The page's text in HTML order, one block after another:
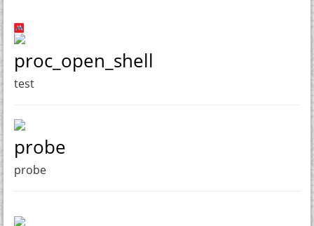
proc_open_shell
test
probe
probe